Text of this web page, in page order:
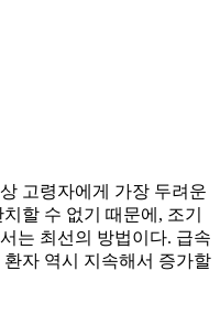
고령자에게 가장 두려운
할 수 없기 때문에, 조기
는 최선의 방법이다. 급속
자 역시 지속해서 증가할